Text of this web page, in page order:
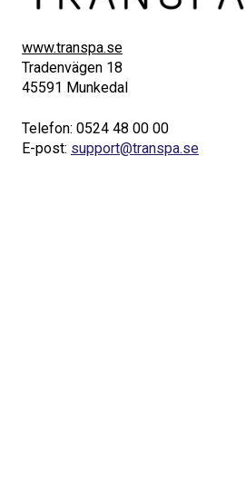
www.transpa.se
Tradenvägen 18
45591 Munkedal
Telefon: 0524 48 00 00
E-post: support@transpa.se